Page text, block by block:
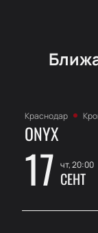
Краснодар
ONYX
17 чт, 20:00
СЕНТ